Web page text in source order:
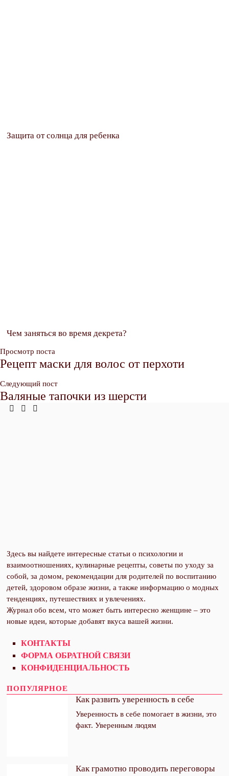
Защита от солнца для ребенка
Чем заняться во время декрета?
Просмотр поста
Рецепт маски для волос от перхоти
Следующий пост
Валяные тапочки из шерсти
Здесь вы найдете интересные статьи о психологии и
взаимоотношениях, кулинарные рецепты, советы по уходу за
собой, за домом, рекомендации для родителей по воспитанию
детей, здоровом образе жизни, а также информацию о модных
тенденциях, путешествиях и увлечениях.
Журнал обо всем, что может быть интересно женщине – это
новые идеи, которые добавят вкуса вашей жизни.
КОНТАКТЫ
ФОРМА ОБРАТНОЙ СВЯЗИ
КОНФИДЕНЦИАЛЬНОСТЬ
ПОПУЛЯРНОЕ
Как развить уверенность в себе
Уверенность в себе помогает в жизни, это
факт. Уверенным людям
Как грамотно проводить переговоры
еженедельную рассылку
интересных статей
Women-on-line.ru
Your email
Адрес электронной почты